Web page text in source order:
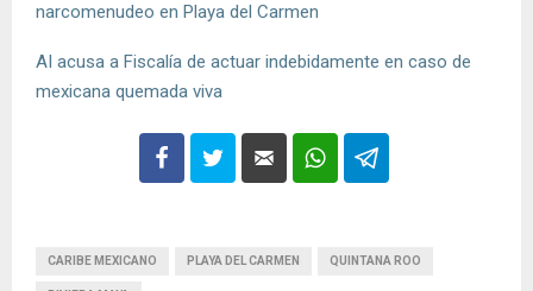
narcomenudeo en Playa del Carmen
AI acusa a Fiscalía de actuar indebidamente en caso de
mexicana quemada viva
CARIBE MEXICANO PLAYA DEL CARMEN QUINTANA ROO